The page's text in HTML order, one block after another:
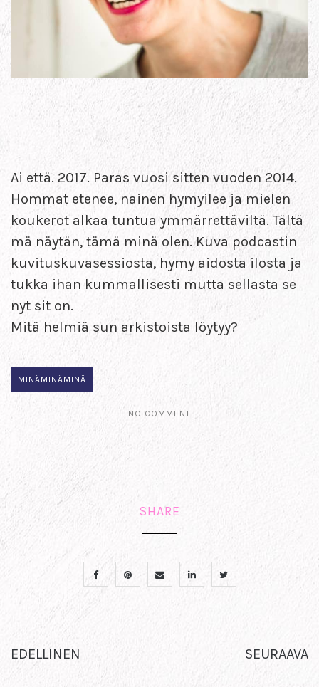
Ai että. 2017. Paras vuosi sitten vuoden 2014.
Hommat etenee, nainen hymyilee ja mielen
koukerot alkaa tuntua ymmärrettäviltä. Tältä
mä näytän, tämä minä olen. Kuva podcastin
kuvituskuvasessiosta, hymy aidosta ilosta ja
tukka ihan kummallisesti mutta sellasta se
nyt sit on.
Mitä helmiä sun arkistoista löytyy?
MINÄMINÄMINÄ
NO COMMENT
SHARE
EDELLINEN SEURAAVA